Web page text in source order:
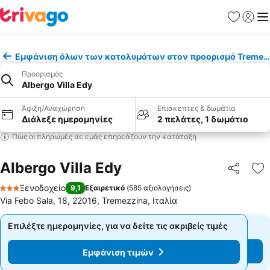
Εμφάνιση όλων των καταλυμάτων στον προορισμό
Προορισμός
Albergo Villa Edy
Άφιξη/Αναχώρηση
Διάλεξε ημερομηνίες
Επισκέπτες & δωμάτια
2 πελάτες, 1 δωμάτιο
Πώς οι πληρωμές σε εμάς επηρεάζουν την κατάταξη
Albergo Villa Edy
3 Αστέρια
Ξενοδοχείο 9,1 Εξαιρετικό (585 αξιολογήσεις)
Via Febo Sala, 18, 22016, Tremezzina, Ιταλία
Επιλέξτε ημερομηνίες, για να δείτε τις ακριβείς τιμές
Εμφάνιση τιμών
Επιλέξτε ημερομηνίες, για να δείτε τις ακριβείς τιμές
Εμφάνιση τιμών